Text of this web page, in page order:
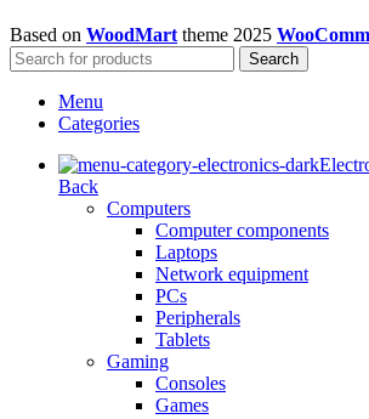
Based on WoodMart theme 2025
Search
Menu
Categories
Back
Computers
Computer components
Laptops
Network equipment
PCs
Peripherals
Tablets
Gaming
Consoles
Games